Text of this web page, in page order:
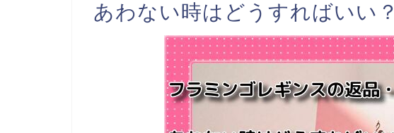
あわない時はどうすればいい？